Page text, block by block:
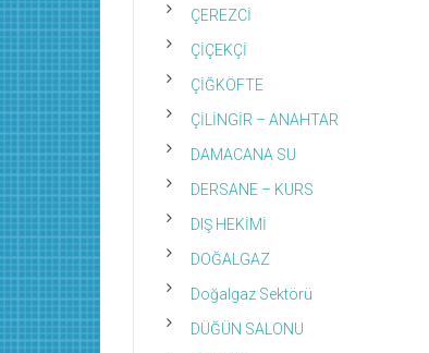
ÇEREZCİ
ÇİÇEKÇİ
ÇİĞKÖFTE
ÇİLİNGİR – ANAHTAR
DAMACANA SU
DERSANE – KURS
DIŞ HEKİMİ
DOĞALGAZ
Doğalgaz Sektörü
DÜĞÜN SALONU